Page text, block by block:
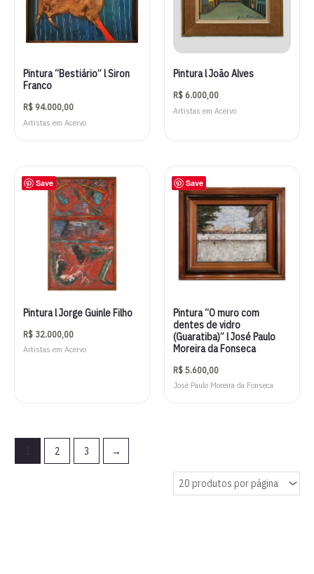
Pintura “Bestiário” l Siron
Franco
R$ 94.000,00
Artistas em Acervo
Pintura l João Alves
R$ 6.000,00
Artistas em Acervo
Save
Pintura l Jorge Guinle Filho
R$ 32.000,00
Artistas em Acervo
Save
Pintura “O muro com
dentes de vidro
(Guaratiba)” l José Paulo
Moreira da Fonseca
R$5.600,00
José Paulo Moreira da Fonseca
2 3 →